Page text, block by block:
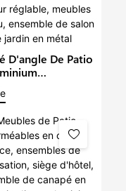
D'angle De Patio
De Luxe,
À Hauteur
Meubles En
De
Jardin En Métal